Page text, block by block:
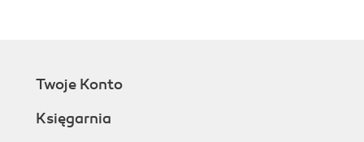
Wielokrotne wklejanie pętli do projektu (74)
Tworzenie nowego szablonu (78)
Twoje Konto
Księgarnia